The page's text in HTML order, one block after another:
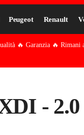
Peugeot Renault
🔥 Garanzia 🔥 Rimani
- 2.0